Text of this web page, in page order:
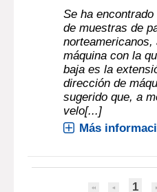
Se ha
de muestras de
máquina con la
baja es la
dirección de
sugerido que, a
velo[...]
Más
1